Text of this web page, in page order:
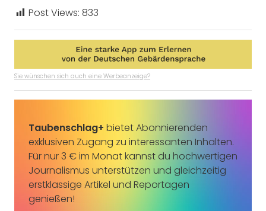
Post Views: 833
Sie wünschen sich auch eine Werbeanzeige?
Taubenschlag+ bietet Abonnierenden
exklusiven Zugang zu interessanten Inhalten.
Für nur 3 € im Monat kannst du hochwertigen
Journalismus unterstützen und gleichzeitig
erstklassige Artikel und Reportagen
genießen!